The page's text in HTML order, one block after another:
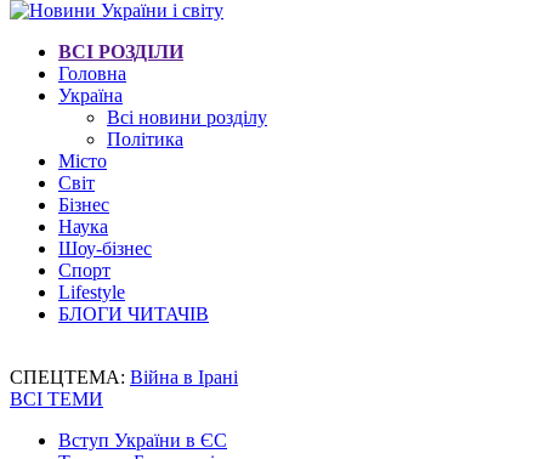
ВСІ РОЗДІЛИ
Головна
Україна
Всі новини розділу
Політика
Місто
Світ
Бізнес
Наука
Шоу-бізнес
Спорт
Lifestyle
БЛОГИ ЧИТАЧІВ
СПЕЦТЕМА: Війна в Ірані
ВСІ ТЕМИ
Вступ України в ЄС